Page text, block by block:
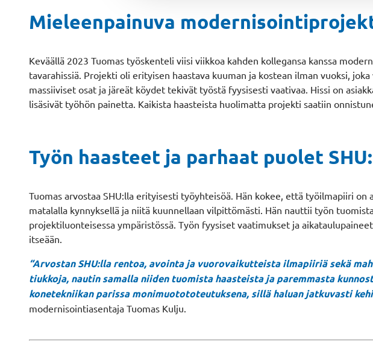
Mieleenpainuva
Keväällä 2023 Tuomas työskenteli viisi viikkoa kahden kollegansa kanssa
tavarahissiä. Projekti oli erityisen haastava kuuman ja kostean ilman vuoksi,
massiiviset osat ja järeät köydet tekivät työstä fyysisesti vaativaa. Hissi on
lisäsivät työhön painetta. Kaikista haasteista huolimatta projekti saatiin
Työn haasteet ja parhaat puolet
Tuomas arvostaa SHU:lla erityisesti työyhteisöä. Hän kokee, että työilmapiiri
matalalla kynnyksellä ja niitä kuunnellaan vilpittömästi. Hän nauttii työn
projektiluonteisessa ympäristössä. Työn fyysiset vaatimukset ja
itseään.
“Arvostan SHU:lla rentoa, avointa ja vuorovaikutteista ilmapiiriä sekä
tiukkoja, nautin samalla niiden tuomista haasteista ja paremmasta
konetekniikan parissa monimuotototeutuksena, sillä haluan jatkuvasti
modernisointiasentaja Tuomas Kulju.